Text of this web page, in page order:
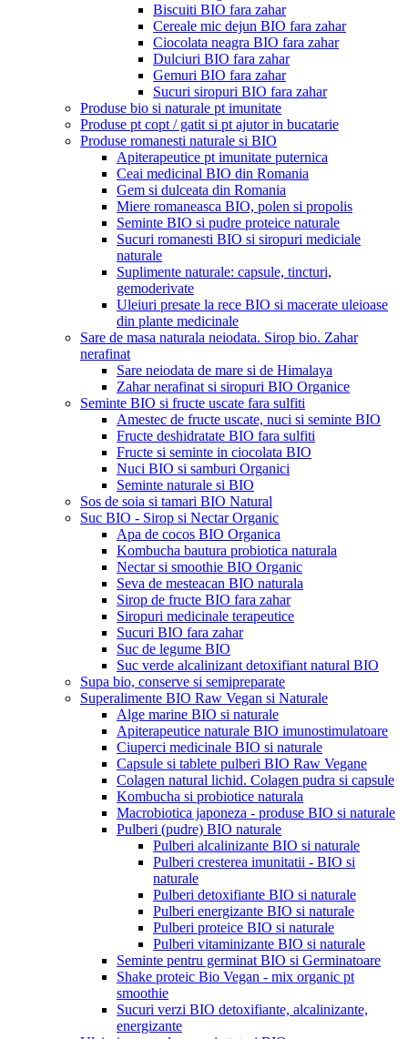
Biscuiti BIO fara zahar
Cereale mic dejun BIO fara zahar
Ciocolata neagra BIO fara zahar
Dulciuri BIO fara zahar
Gemuri BIO fara zahar
Sucuri siropuri BIO fara zahar
Produse bio si naturale pt imunitate
Produse pt copt / gatit si pt ajutor in bucatarie
Produse romanesti naturale si BIO
Apiterapeutice pt imunitate puternica
Ceai medicinal BIO din Romania
Gem si dulceata din Romania
Miere romaneasca BIO, polen si propolis
Seminte BIO si pudre proteice naturale
Sucuri romanesti BIO si siropuri mediciale
naturale
Suplimente naturale: capsule, tincturi,
gemoderivate
Uleiuri presate la rece BIO si macerate uleioase
din plante medicinale
Sare de masa naturala neiodata. Sirop bio. Zahar
nerafinat
Sare neiodata de mare si de Himalaya
Zahar nerafinat si siropuri BIO Organice
Seminte BIO si fructe uscate fara sulfiti
Amestec de fructe uscate, nuci si seminte BIO
Fructe deshidratate BIO fara sulfiti
Fructe si seminte in ciocolata BIO
Nuci BIO si samburi Organici
Seminte naturale si BIO
Sos de soia si tamari BIO Natural
Suc BIO - Sirop si Nectar Organic
Apa de cocos BIO Organica
Kombucha bautura probiotica naturala
Nectar si smoothie BIO Organic
Seva de mesteacan BIO naturala
Sirop de fructe BIO fara zahar
Siropuri medicinale terapeutice
Sucuri BIO fara zahar
Suc de legume BIO
Suc verde alcalinizant detoxifiant natural BIO
Supa bio, conserve si semipreparate
Superalimente BIO Raw Vegan si Naturale
Alge marine BIO si naturale
Apiterapeutice naturale BIO imunostimulatoare
Ciuperci medicinale BIO si naturale
Capsule si tablete pulberi BIO Raw Vegane
Colagen natural lichid. Colagen pudra si capsule
Kombucha si probiotice naturala
Macrobiotica japoneza - produse BIO si naturale
Pulberi (pudre) BIO naturale
Pulberi alcalinizante BIO si naturale
Pulberi cresterea imunitatii - BIO si
naturale
Pulberi detoxifiante BIO si naturale
Pulberi energizante BIO si naturale
Pulberi proteice BIO si naturale
Pulberi vitaminizante BIO si naturale
Seminte pentru germinat BIO si Germinatoare
Shake proteic Bio Vegan - mix organic pt
smoothie
Sucuri verzi BIO detoxifiante, alcalinizante,
energizante